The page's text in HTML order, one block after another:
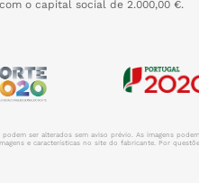
com o capital social de 2.000,00 €.
ser alterados sem aviso prévio. As imagens
e características no site do fabricante. Por